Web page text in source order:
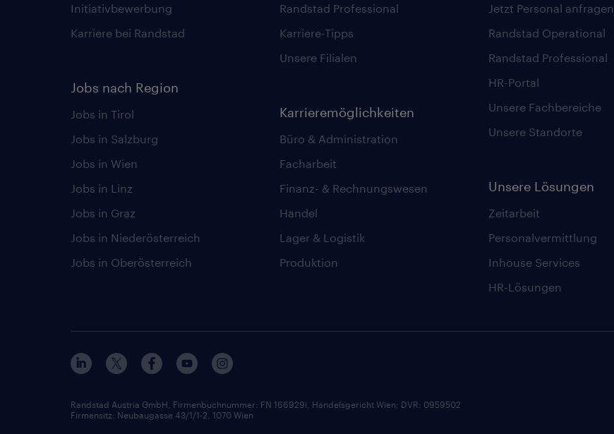
Initiativbewerbung
Karriere bei Randstad
Jobs nach Region
Jobs in Tirol
Jobs in Salzburg
Jobs in Wien
Jobs in Linz
Jobs in Graz
Jobs in Niederösterreich
Jobs in Oberösterreich
Randstad Professional
Karriere-Tipps
Unsere Filialen
Karrieremöglichkeiten
Büro & Administration
Facharbeit
Finanz- & Rechnungswesen
Handel
Lager & Logistik
Produktion
Jetzt Personal anfragen
Randstad Operational
Randstad Professional
HR-Portal
Unsere Fachbereiche
Unsere Standorte
Unsere Lösungen
Zeitarbeit
Personalvermittlung
Inhouse Services
HR-Lösungen
Randstad Austria GmbH, Firmenbuchnummer: FN 166929i, Handelsgericht Wien; DVR: 0959502
Firmensitz: Neubaugasse 43/1/1-2, 1070 Wien